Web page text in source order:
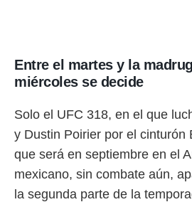
Entre el martes y la
miércoles se decide
Solo el UFC 318, en el que
y Dustin Poirier por el cinturón
que será en septiembre en el
mexicano, sin combate aún,
la segunda parte de la